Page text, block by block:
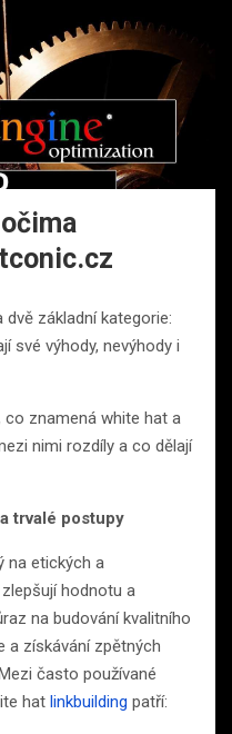
dvě základní kategorie:
své výhody, nevýhody i
co znamená white hat a
nimi rozdíly a co dělají
trvalé postupy
na etických a
hodnotu a
na budování kvalitního
a získávání zpětných
často používané
hat linkbuilding patří: